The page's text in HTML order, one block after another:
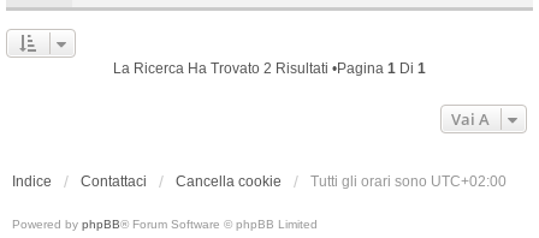
La Ricerca Ha Trovato 2 Risultati •Pagina 1 Di 1
Vai A
Indice Contattaci Cancella cookie Tutti gli orari sono UTC+02:00
Powered by phpBB® Forum Software © phpBB Limited